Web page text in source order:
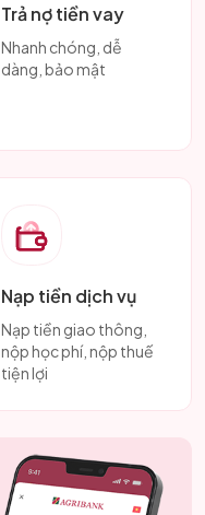
Trả nợ tiền vay
Nhanh chóng, dễ
dàng, bảo mật
Nạp tiền dịch vụ
Nạp tiền giao thông,
nộp học phí, nộp thuế
tiện lợi